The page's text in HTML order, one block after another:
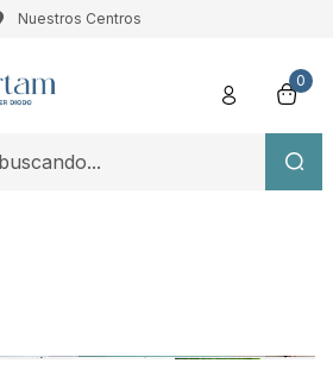
Nuestros Centros
0
Registro